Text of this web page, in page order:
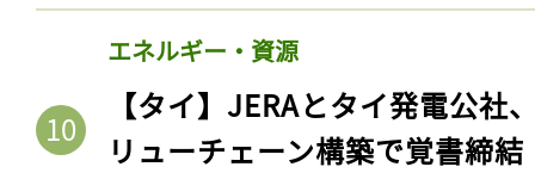
エネルギー・資源
【タイ】JERAとタイ発電公社
リューチェーン構築で覚書締結